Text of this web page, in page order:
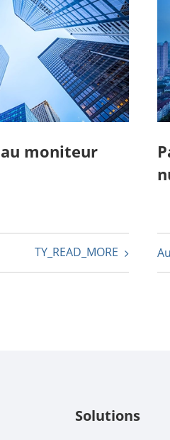
moniteur
TY_READ_MORE
Solutions